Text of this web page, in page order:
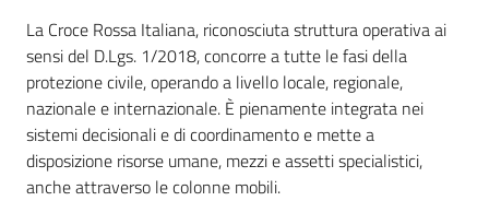
La Croce Rossa Italiana, riconosciuta struttura operativa ai
sensi del D.Lgs. 1/2018, concorre a tutte le fasi della
protezione civile, operando a livello locale, regionale,
nazionale e internazionale. È pienamente integrata nei
sistemi decisionali e di coordinamento e mette a
disposizione risorse umane, mezzi e assetti specialistici,
anche attraverso le colonne mobili.